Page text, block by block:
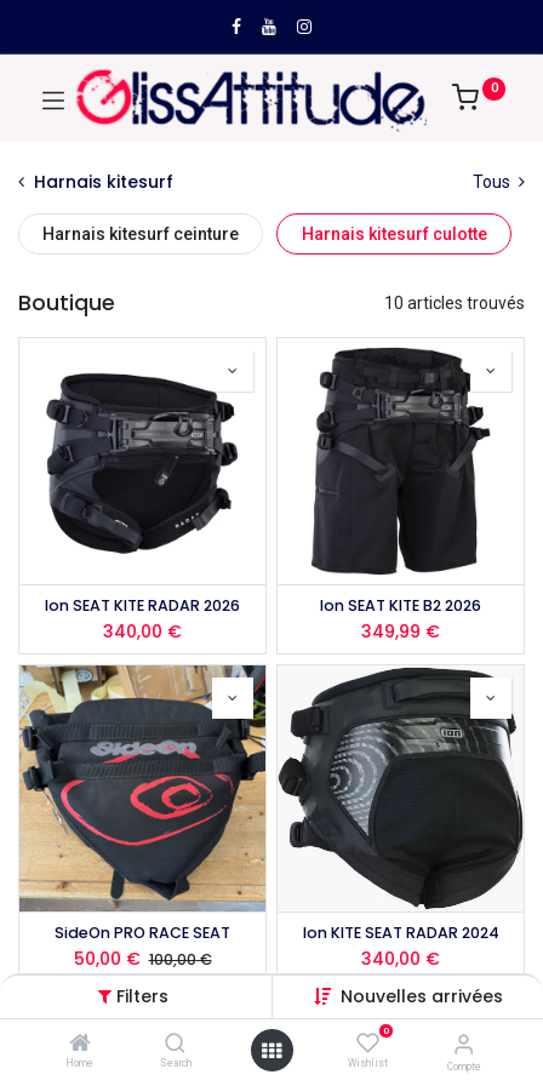
Filters Nouvelles arrivées
Home Search
0
Wishlist Compte
0
Harnais kitesurf Tous
Harnais kitesurf ceinture Harnais kitesurf culotte
Boutique 10 articles trouvés
Ion SEAT KITE RADAR 2026
340,00 €
Ion SEAT KITE B2 2026
349,99 €
SideOn PRO RACE SEAT
50,00 € 100,00€
Ion KITE SEAT RADAR 2024
340,00 €